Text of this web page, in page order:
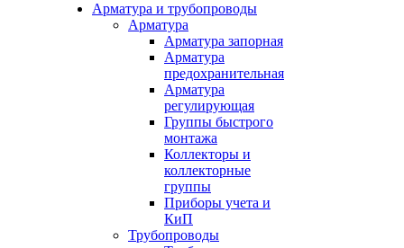
Арматура и трубопроводы
Арматура
Арматура запорная
Арматура
предохранительная
Арматура
регулирующая
Группы быстрого
монтажа
Коллекторы и
коллекторные
группы
Приборы учета и
КиП
Трубопроводы